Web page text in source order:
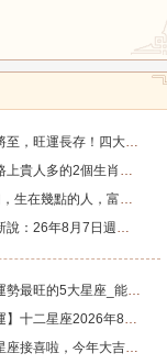
月9日-12月15日】
！四大生肖的福氣要陪他們走過四季輪回_葉常青_守護_季節
2個生肖女，紅火財運在身，擁有美滿愛情！_生活_總能_事業
，富有才情，桃花旺盛，和氣生財過一生_天秤座_獅子座_關係
日週五農歷六月廿五，十二生肖宜忌吉兇早知道_吉神_日子_朋友
旺的5大星座_能量_木星_獅子座
星座2026年8月8日運勢播報_方面_感情_工作時
年大吉大利，財氣逼人，榮華富貴擋不住。_天蠍座_財富_智慧